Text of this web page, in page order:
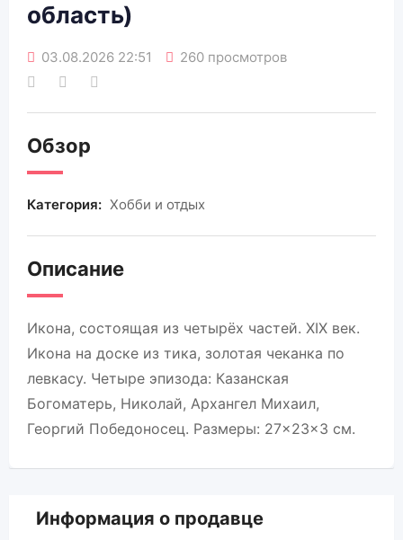
область)
03.08.2026 22:51 260 просмотров
Обзор
Категория: Хобби и отдых
Описание
Икона, состоящая из четырёх частей. XIX век.
Икона на доске из тика, золотая чеканка по
левкасу. Четыре эпизода: Казанская
Богоматерь, Николай, Архангел Михаил,
Георгий Победоносец. Размеры: 27×23×3 см.
Информация о продавце